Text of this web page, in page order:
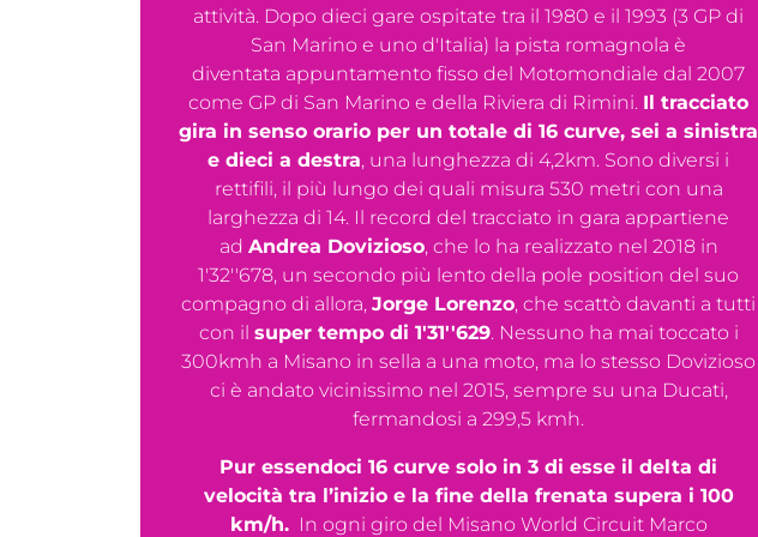
attività. Dopo dieci gare ospitate tra il 1980 e il 1993 (3 GP di
San Marino e uno d'Italia) la pista romagnola è
diventata appuntamento fisso del Motomondiale dal 2007
come GP di San Marino e della Riviera di Rimini. Il tracciato
gira in senso orario per un totale di 16 curve, sei a sinistra
e dieci a destra, una lunghezza di 4,2km. Sono diversi i
rettifili, il più lungo dei quali misura 530 metri con una
larghezza di 14. Il record del tracciato in gara appartiene
ad Andrea Dovizioso, che lo ha realizzato nel 2018 in
1'32''678, un secondo più lento della pole position del suo
compagno di allora, Jorge Lorenzo, che scattò davanti a tutti
con il super tempo di 1'31''629. Nessuno ha mai toccato i
300kmh a Misano in sella a una moto, ma lo stesso Dovizioso
ci è andato vicinissimo nel 2015, sempre su una Ducati,
fermandosi a 299,5 kmh.
Pur essendoci 16 curve solo in 3 di esse il delta di
velocità tra l’inizio e la fine della frenata supera i 100
km/h.​In ogni giro del Misano World Circuit Marco